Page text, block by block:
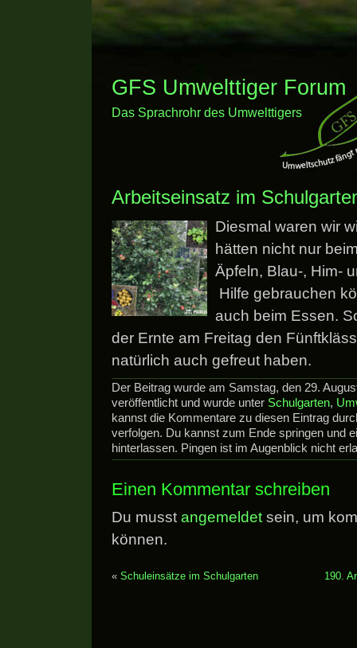
GFS Umwelttiger Forum
Das Sprachrohr des Umwelttigers
Arbeitseinsatz im
Diesmal waren wir
hätten nicht nur
Äpfeln, Blau-, Him-
Hilfe gebrauchen
auch beim Essen.
der Ernte am Freitag den
natürlich auch gefreut haben.
Der Beitrag wurde am Samstag, den 29.
veröffentlicht und wurde unter Schulgarten,
kannst die Kommentare zu diesen Eintrag
verfolgen. Du kannst zum Ende springen und
hinterlassen. Pingen ist im Augenblick nicht
Einen Kommentar schreiben
Du musst angemeldet sein, um
können.
« Schuleinsätze im Schulgarten 190.